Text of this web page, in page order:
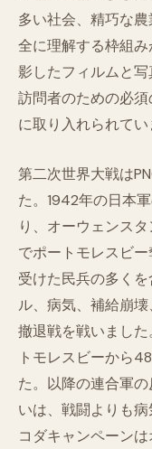
多い社会、精巧な農
全に理解する枠組み
影したフィルムと写
訪問者のための必須
に取り入れられてい
第二次世界大戦は
た。1942年の日本
り、オーウェンス
でポートモレスビー
受けた民兵の多くを
ル、病気、補給崩壊
撤退戦を戦いました
トモレスビーから
た。以降の連合軍の
いは、戦闘よりも病
コダキャンペーン